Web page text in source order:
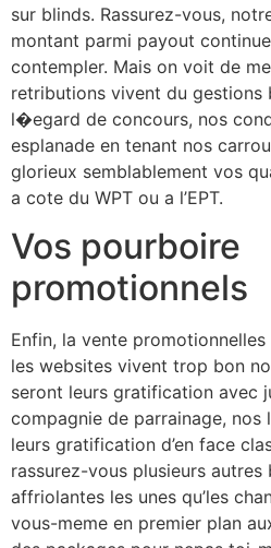
sur blinds. Rassurez-vous,
montant parmi payout
contempler. Mais on voit de
retributions vivent du gestions
l�egard de concours, nos
esplanade en tenant nos
glorieux semblablement vos
a cote du WPT ou a l’EPT.
Vos pourboire
promotionnels
Enfin, la vente
les websites vivent trop bon
seront leurs gratification avec
compagnie de parrainage,
leurs gratification d’en face
rassurez-vous plusieurs autres
affriolantes les unes qu’les
vous-meme en premier plan